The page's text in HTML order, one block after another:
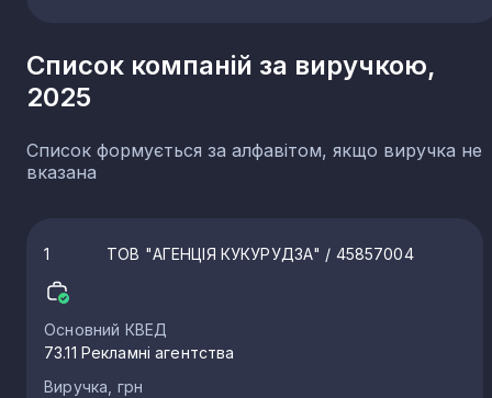
Велика Березовиця
Біла
Теребовля
Заліщики
Список компаній за виручкою,
2025
Список формується за алфавітом, якщо виручка не
вказана
1 ТОВ "АГЕНЦІЯ КУКУРУДЗА" / 45857004
Основний КВЕД
73.11 Рекламні агентства
Виручка, грн